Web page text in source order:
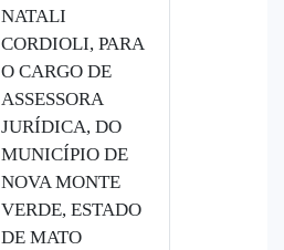
NATALI
CORDIOLI, PARA
O CARGO DE
ASSESSORA
JURÍDICA, DO
MUNICÍPIO DE
NOVA MONTE
VERDE, ESTADO
DE MATO